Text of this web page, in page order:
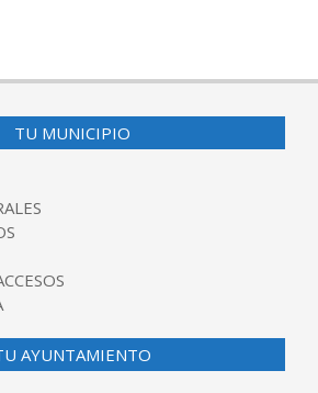
TU MUNICIPIO
AYUNTAMIENTO